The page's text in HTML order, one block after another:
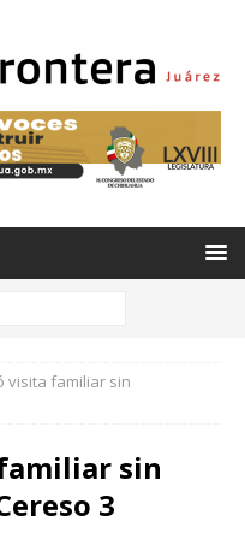
visita familiar sin
sin
3